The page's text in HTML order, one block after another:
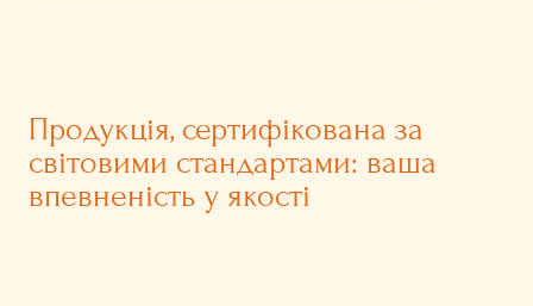
Продукція, сертифікована за
світовими стандартами: ваша
впевненість у якості